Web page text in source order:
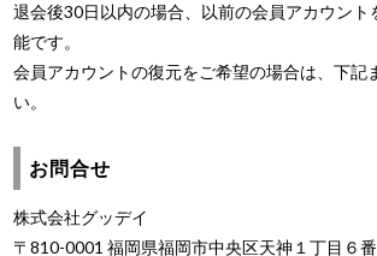
退会後30日以内の場合、以前の会員アカウント
能です。
会員アカウントの復元をご希望の場合は、下記
い。
お問合せ
株式会社グッデイ
〒810-0001 福岡県福岡市中央区天神１丁目６